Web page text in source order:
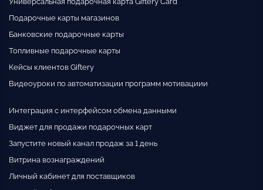
Подарочные карты магазинов
Банковские подарочные карты
Топливные подарочные карты
Кейсы клиентов Giftery
Видеоуроки по автоматизации программ мотивациии
Интеграция с интерфейсом обмена данными
Виджет для продажи подарочных карт
Запустите новый канал продаж за 1 день
Витрина вознаграждений
Личный кабинет для поставщиков